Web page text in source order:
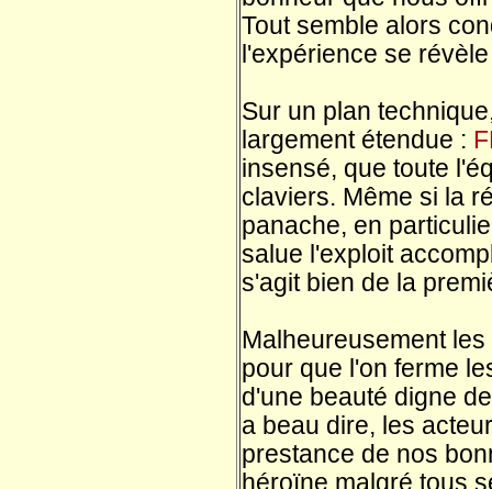
Tout semble alors
l'expérience se
Sur un plan
largement étendue :
insensé, que toute
claviers. Même si la
panache, en
salue l'exploit
s'agit bien de la
Malheureusement
pour que l'on ferme
d'une beauté digne
a beau dire, les
prestance de nos
héroïne malgré tous